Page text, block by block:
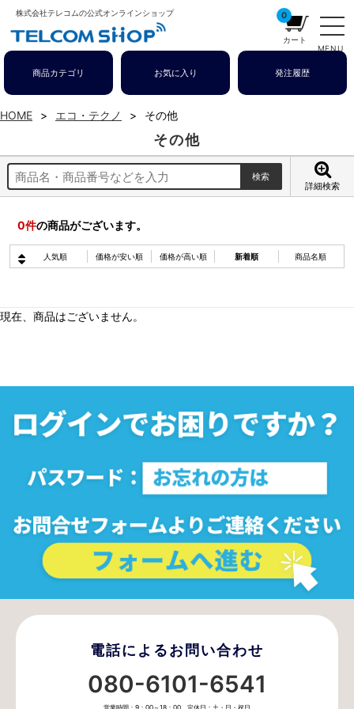
株式会社テレコムの公式オンラインショップ
MENU
0
カート
商品カテゴリ お気に入り 発注履歴
HOME エコ・テクノ その他
その他
詳細検索
0件の商品がございます。
人気順 価格が安い順 価格が高い順 新着順 商品名順
現在、商品はございません。
電話によるお問い合わせ
080-6101-6541
営業時間：9：00～18：00 定休日：土・日・祝日